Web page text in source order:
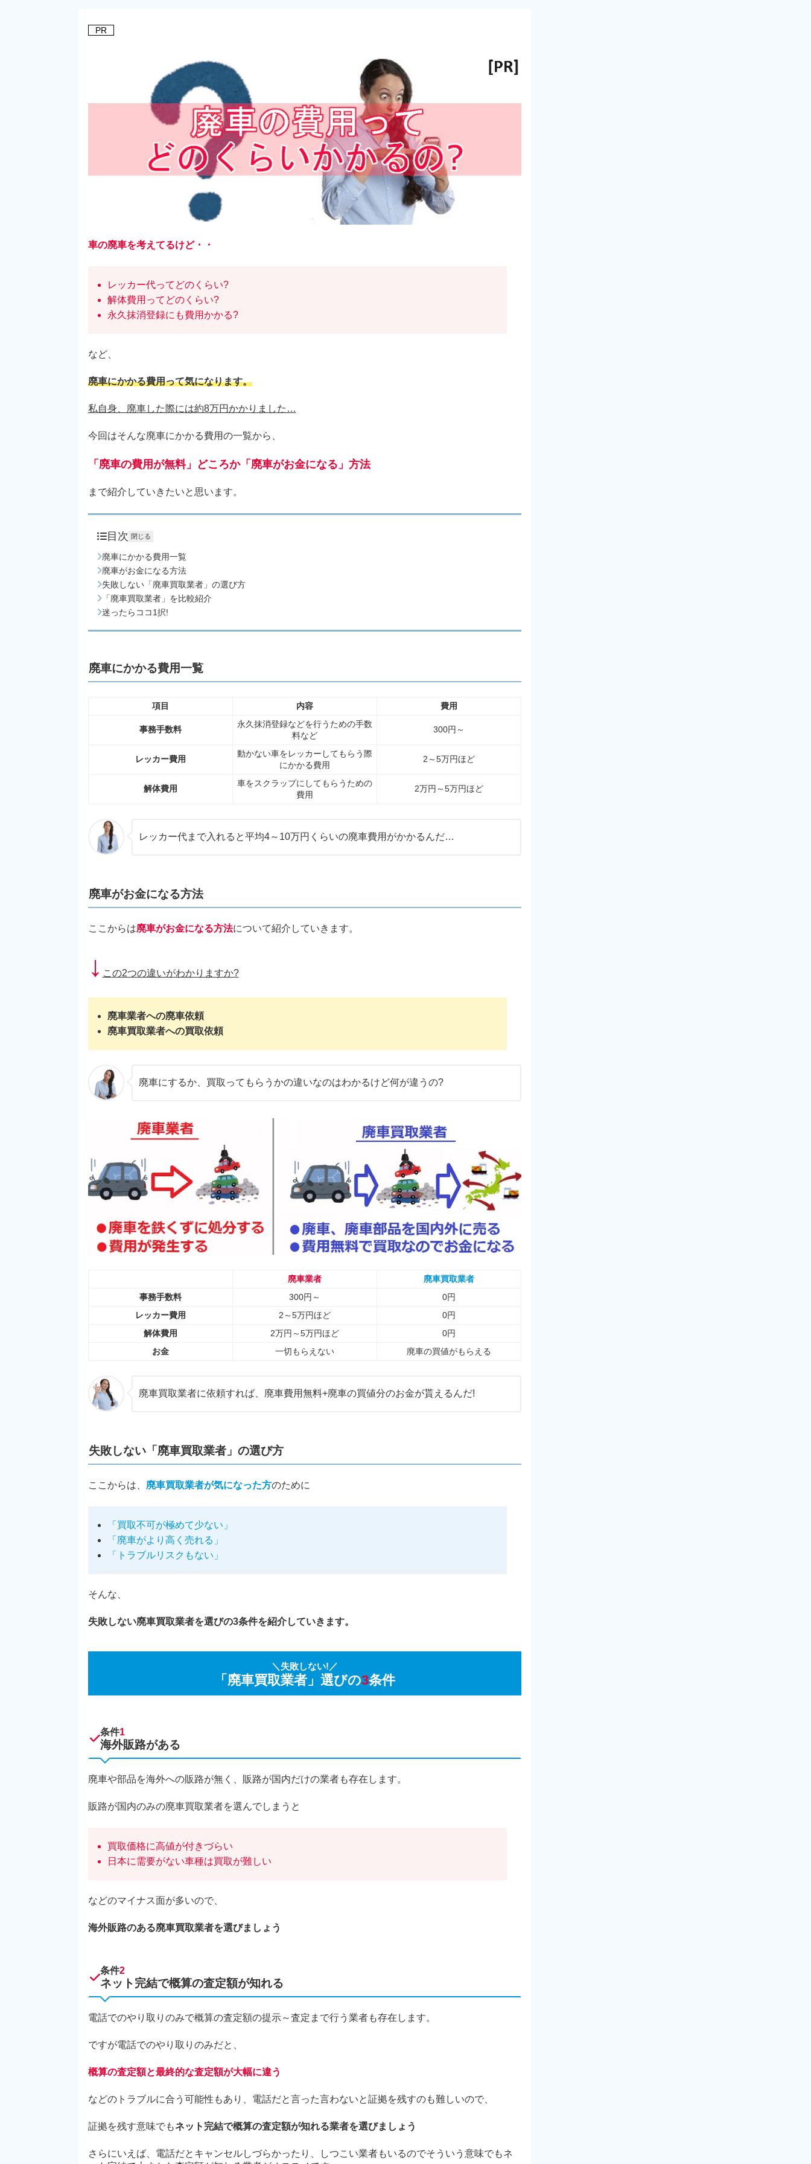
PR
車の廃車を考えてるけど・・
レッカー代ってどのくらい?
解体費用ってどのくらい?
永久抹消登録にも費用かかる?
など、
廃車にかかる費用って気になります。
私自身、廃車した際には約8万円かかりました…
今回はそんな廃車にかかる費用の一覧から、
「廃車の費用が無料」どころか「廃車がお金になる」方法
まで紹介していきたいと思います。
目次 閉じる
廃車にかかる費用一覧
廃車がお金になる方法
失敗しない「廃車買取業者」の選び方
「廃車買取業者」を比較紹介
迷ったらココ1択!
廃車にかかる費用一覧
項目 内容 費用
事務手数料
永久抹消登録などを行うための手数
料など
300円～
レッカー費用
動かない車をレッカーしてもらう際
にかかる費用
2～5万円ほど
解体費用
車をスクラップにしてもらうための
費用
2万円～5万円ほど
レッカー代まで入れると平均4～10万円くらいの廃車費用がかかるんだ…
廃車がお金になる方法
ここからは廃車がお金になる方法について紹介していきます。
↓ この2つの違いがわかりますか?
廃車業者への廃車依頼
廃車買取業者への買取依頼
廃車にするか、買取ってもらうかの違いなのはわかるけど何が違うの?
廃車業者
廃車買取業者
事務手数料
300円～
0円
レッカー費用
2～5万円ほど
0円
解体費用
2万円～5万円ほど
0円
お金
一切もらえない 廃車の買値がもらえる
廃車買取業者に依頼すれば、廃車費用無料+廃車の買値分のお金が貰えるんだ!
失敗しない「廃車買取業者」の選び方
ここからは、 廃車買取業者が気になった方のために
「買取不可が極めて少ない」
「廃車がより高く売れる」
「トラブルリスクもない」
そんな、
失敗しない廃車買取業者を選びの3条件を紹介していきます。
＼失敗しない!／
「廃車買取業者」選びの3条件
条件1
海外販路がある
廃車や部品を海外への販路が無く、販路が国内だけの業者も存在します。
販路が国内のみの廃車買取業者を選んでしまうと
買取価格に高値が付きづらい
日本に需要がない車種は買取が難しい
などのマイナス面が多いので、
海外販路のある廃車買取業者を選びましょう
条件2
ネット完結で概算の査定額が知れる
電話でのやり取りのみで概算の査定額の提示～査定まで行う業者も存在します。
ですが電話でのやり取りのみだと、
概算の査定額と最終的な査定額が大幅に違う
などのトラブルに合う可能性もあり、電話だと言った言わないと証拠を残すのも難しいので、
証拠を残す意味でもネット完結で概算の査定額が知れる業者を選びましょう
さらにいえば、電話だとキャンセルしづらかったり、しつこい業者もいるのでそういう意味でもネ